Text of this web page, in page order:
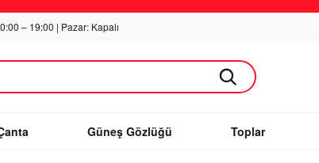
– 19:00 | Pazar: Kapalı
Güneş Gözlüğü Toplar